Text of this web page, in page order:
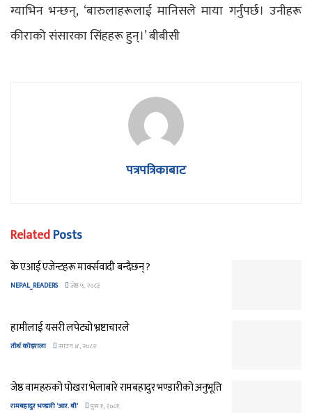
ग्याभिन भन्छन्, ‘बारुलाहरूलाई मानिसले माया गर्नुपर्छ। उनीहरू
कीराको संसारका सिंहहरू हुन्।’ बीबीसी
पत्रपत्रिकाबाट
RelatedPosts
के एआई एजेन्टहरू मार्क्सवादी बन्दैछन् ?
NEPAL_READERS जेष्ठ ५, २०८३
हामीलाई यसरी लपेट्यो भ्रष्टाचारले
तीर्थ कोइराला साउन ४, २०८२
जेष्ठ वामहरुको पोखरा भेलाबारे रामबहादुर भण्डारीको अनुभूति
रामबहादुर भण्डारी 'आर. बी' पुस १, २०८१